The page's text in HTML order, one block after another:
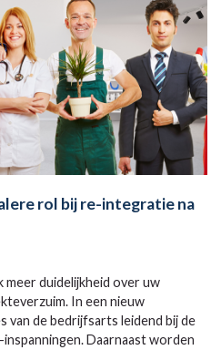
rol bij re-integratie na
duidelijkheid over uw
In een nieuw
de bedrijfsarts leidend bij de
Daarnaast worden